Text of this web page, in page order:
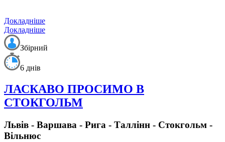
Докладніше
Докладніше
Збірний
6 днів
ЛАСКАВО ПРОСИМО В
СТОКГОЛЬМ
Львів - Варшава - Рига - Таллінн - Стокгольм -
Вільнюс